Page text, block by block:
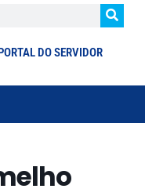
PORTAL DO SERVIDOR